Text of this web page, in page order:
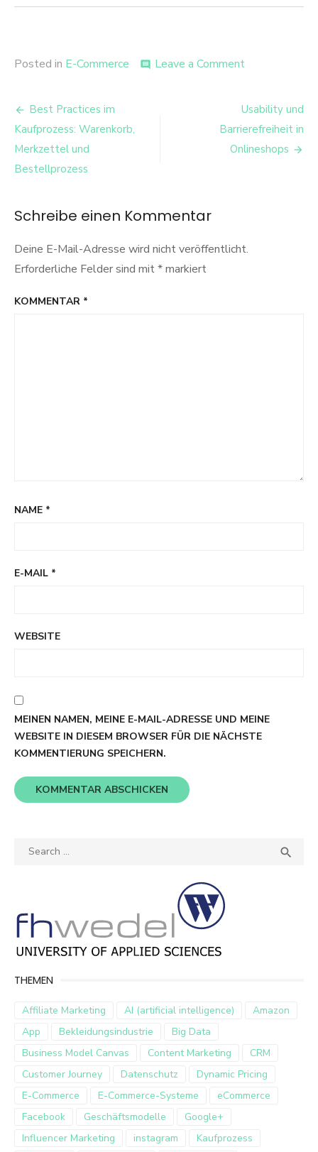
Posted in E-Commerce comment Leave a Commenton
der
Fast-
Fashion
Beitrags-
Navigation
Best Practices im
Kaufprozess: Warenkorb,
Merkzettel und
Bestellprozess
Usability und
Barrierefreiheit in
Onlineshops
Schreibe einen Kommentar
Deine E-Mail-Adresse wird nicht veröffentlicht.
Erforderliche Felder sind mit*markiert
KOMMENTAR *
NAME *
E-MAIL *
WEBSITE
MEINEN NAMEN, MEINE E-MAIL-ADRESSE UND MEINE
WEBSITE IN DIESEM BROWSER FÜR DIE NÄCHSTE
KOMMENTIERUNG SPEICHERN.
Search

THEMEN
Affiliate Marketing AI (artificial intelligence)
Amazon
App
Bekleidungsindustrie
Big Data
Business Model Canvas
Content Marketing
CRM
Customer Journey
Datenschutz
Dynamic Pricing
E-Commerce
E-Commerce-Systeme
eCommerce
Facebook
Geschäftsmodelle
Google+
Influencer Marketing
instagram
Kaufprozess